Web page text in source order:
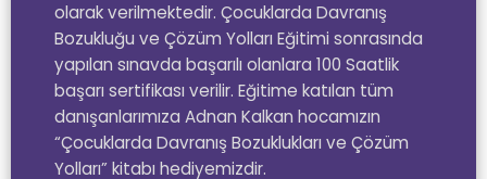
olarak verilmektedir. Çocuklarda Davranış
Bozukluğu ve Çözüm Yolları Eğitimi sonrasında
yapılan sınavda başarılı olanlara 100 Saatlik
başarı sertifikası verilir. Eğitime katılan tüm
danışanlarımıza Adnan Kalkan hocamızın
“Çocuklarda Davranış Bozuklukları ve Çözüm
Yolları” kitabı hediyemizdir.